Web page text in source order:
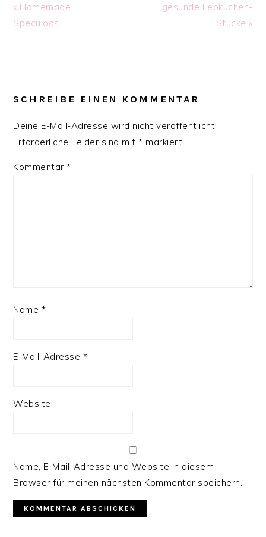
Previous
Post:
« Homemade
Speculoos
Next
gesunde Lebkuchen-
Stücke »
SCHREIBE EINEN KOMMENTAR
Deine E-Mail-Adresse wird nicht veröffentlicht.
Erforderliche Felder sind mit* markiert
Kommentar*
Name *
E-Mail-Adresse *
Website
Name, E-Mail-Adresse und Website in diesem
Browser für meinen nächsten Kommentar speichern.